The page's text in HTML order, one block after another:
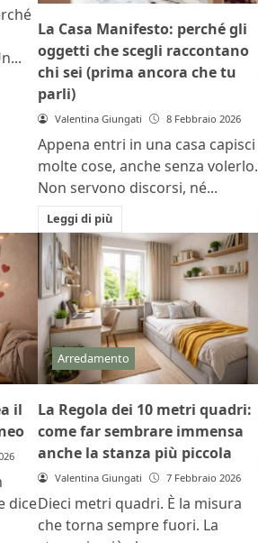
La Casa Manifesto: perché gli
oggetti che scegli raccontano
chi sei (prima ancora che tu
parli)
Valentina Giungati 8 Febbraio 2026
Appena entri in una casa capisci
molte cose, anche senza volerlo.
Non servono discorsi, né...
Leggi di più
il
dice
Arredamento
La Regola dei 10 metri quadri:
come far sembrare immensa
anche la stanza più piccola
Valentina Giungati 7 Febbraio 2026
Dieci metri quadri. È la misura
che torna sempre fuori. La